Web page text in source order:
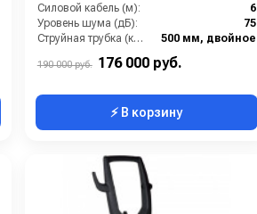
Силовой кабель (м):
6
Уровень шума (дБ):
75
Струйная трубка (копьё):
500 мм, двойное
190 000 руб. 176 000 руб.
⚡ В корзину